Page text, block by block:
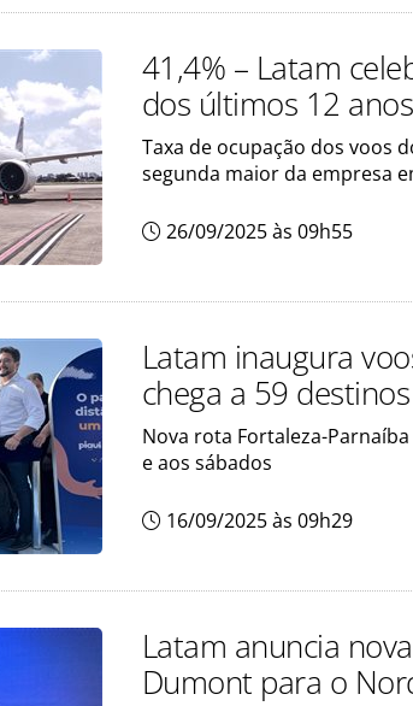
41,4% – Latam
dos últimos 12 anos
Taxa de ocupação dos voos
segunda maior da empresa
26/09/2025 às 09h55
Latam inaugura
chega a 59
Nova rota Fortaleza-
e aos sábados
16/09/2025 às 09h29
Latam anuncia
Dumont para o